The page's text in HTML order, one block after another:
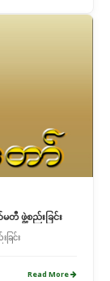
မတီ ဖွဲ့စည်းခြင်း
ြင်း
Read More